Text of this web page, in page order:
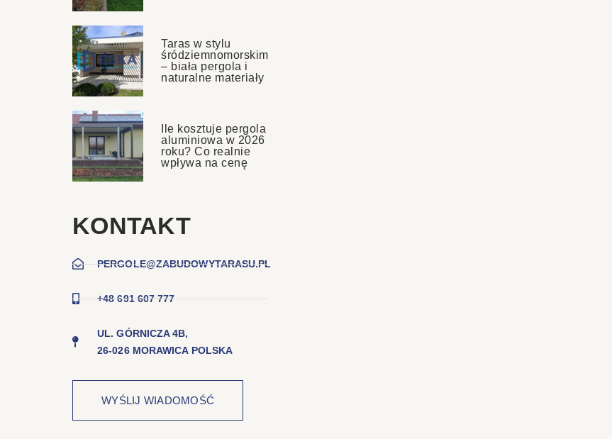
Taras w stylu
śródziemnomorskim
– biała pergola i
naturalne materiały
Ile kosztuje pergola
aluminiowa w 2026
roku? Co realnie
wpływa na cenę
KONTAKT
PERGOLE@ZABUDOWYTARASU.PL
+48 691 607 777
UL. GÓRNICZA 4B,
26-026 MORAWICA POLSKA
WYŚLIJ WIADOMOŚĆ